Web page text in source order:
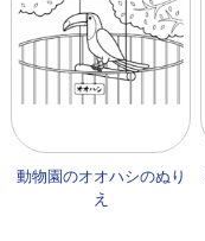
動物園のオオハシのぬり
え